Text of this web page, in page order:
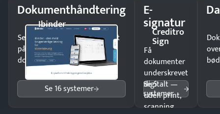
Dokumenthåndtering
Ibinder
Send kontrakter til underskrift
på minutter og mist ingen
dokumenter.
Se 16 systemer
E-
signatur
Creditro
Sign
Få
dokumenter
underskrevet
digitalt —
uden print,
scanning
Se 5
systemer